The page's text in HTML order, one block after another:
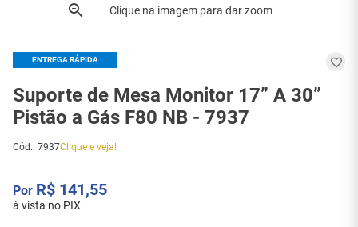
ENTREGA RÁPIDA
Suporte de Mesa Monitor 17” A 30”
Pistão a Gás F80 NB - 7937
Cód:: 7937Clique e veja!
R$ 141,55
à vista no PIX